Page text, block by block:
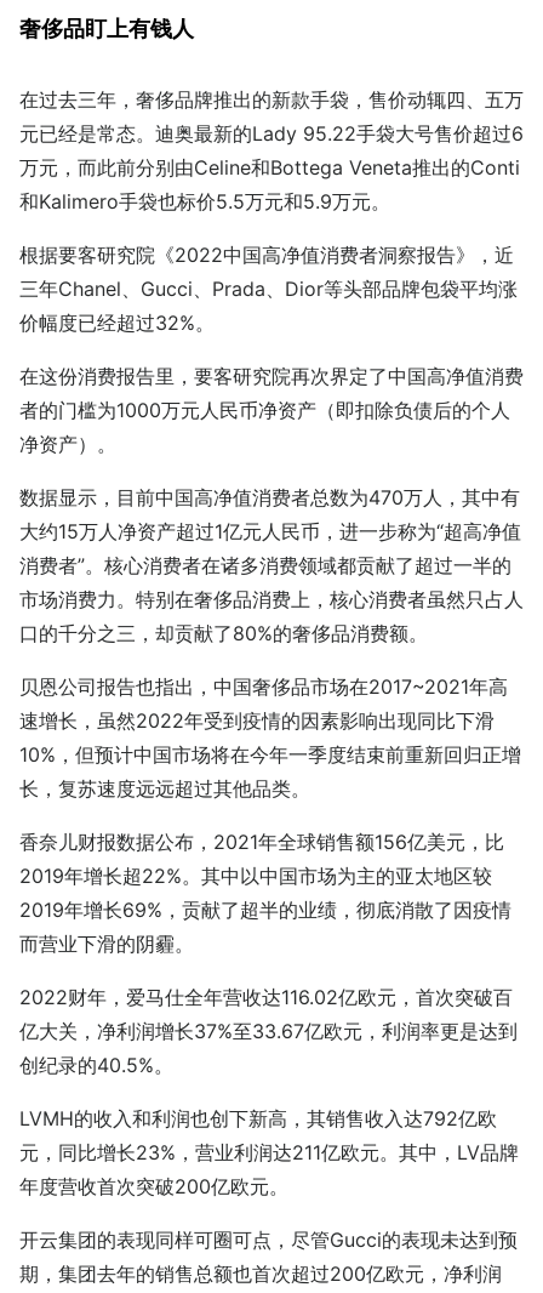
奢侈品盯上有钱人
在过去三年，奢侈品牌推出的新款手袋，售价动辄四、五万
元已经是常态。迪奥最新的Lady 95.22手袋大号售价超过6
万元，而此前分别由Celine和Bottega Veneta推出的Conti
和Kalimero手袋也标价5.5万元和5.9万元。
根据要客研究院《2022中国高净值消费者洞察报告》，近
三年Chanel、Gucci、Prada、Dior等头部品牌包袋平均涨
价幅度已经超过32%。
在这份消费报告里，要客研究院再次界定了中国高净值消费
者的门槛为1000万元人民币净资产（即扣除负债后的个人
净资产）。
数据显示，目前中国高净值消费者总数为470万人，其中有
大约15万人净资产超过1亿元人民币，进一步称为“超高净值
消费者”。核心消费者在诸多消费领域都贡献了超过一半的
市场消费力。特别在奢侈品消费上，核心消费者虽然只占人
口的千分之三，却贡献了80%的奢侈品消费额。
贝恩公司报告也指出，中国奢侈品市场在2017~2021年高
速增长，虽然2022年受到疫情的因素影响出现同比下滑
10%，但预计中国市场将在今年一季度结束前重新回归正增
长，复苏速度远远超过其他品类。
香奈儿财报数据公布，2021年全球销售额156亿美元，比
2019年增长超22%。其中以中国市场为主的亚太地区较
2019年增长69%，贡献了超半的业绩，彻底消散了因疫情
而营业下滑的阴霾。
2022财年，爱马仕全年营收达116.02亿欧元，首次突破百
亿大关，净利润增长37%至33.67亿欧元，利润率更是达到
创纪录的40.5%。
LVMH的收入和利润也创下新高，其销售收入达792亿欧
元，同比增长23%，营业利润达211亿欧元。其中，LV品牌
年度营收首次突破200亿欧元。
开云集团的表现同样可圈可点，尽管Gucci的表现未达到预
期，集团去年的销售总额也首次超过200亿欧元，净利润